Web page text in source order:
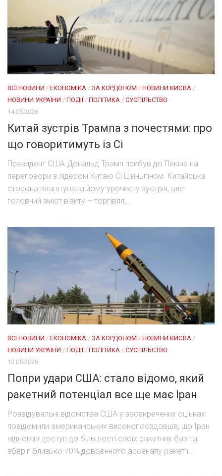
ВСІ НОВИНИ / ЕКОНОМІКА / ЗА КОРДОНОМ / НОВИНИ КИЄВА /
НОВИНИ УКРАЇНИ / ПОДІЇ / ПОЛІТИКА / СУСПІЛЬСТВО
14.05.2026
Китай зустрів Трампа з почестями: про
що говоритимуть із Сі
Президент США Дональд Трамп прибув до Пекіна на
переговори з лідером Китаю Сі Цзіньпіном. Китайська
сторона влаштувала йому урочисту зустріч, але
головний зміст візиту – торгівля,...
ВСІ НОВИНИ / ЕКОНОМІКА / ЗА КОРДОНОМ / НОВИНИ КИЄВА /
НОВИНИ УКРАЇНИ / ПОДІЇ/ ПОЛІТИКА / СУСПІЛЬСТВО
13.05.2026
Попри удари США: стало відомо, який
ракетний потенціал все ще має Іран
Розвідувальні відомства США у засекречених оцінках
повідомили американських високопосадовців, що Іран
відновив доступ до більшості своїх ракетних баз та
зберіг близько 70% довоєнного арсеналу ракет і...